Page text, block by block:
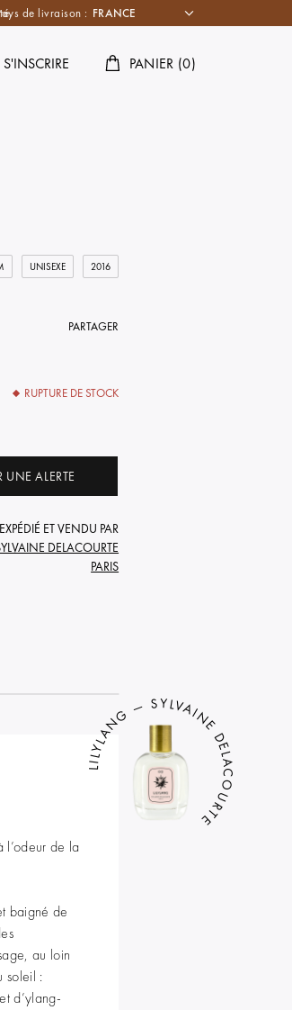
de livraison :
S'INSCRIRE PANIER (0)
UNISEXE 2016
PARTAGER
RUPTURE DE STOCK
UNE ALERTE
EXPÉDIÉ ET VENDU PAR
DELACOURTE
PARIS
l’odeur de la
baigné de
au loin
soleil :
d’ylang-
LILYLANG — SYLVAINE DELACOURTE